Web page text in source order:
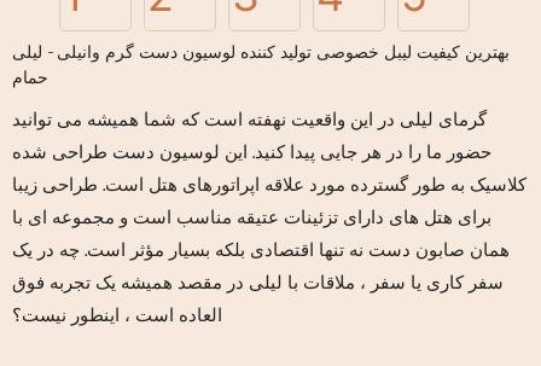
بهترین کیفیت لیبل خصوصی تولید کننده لوسیون دست گرم وانیلی - لیلی
حمام
گرمای لیلی در این واقعیت نهفته است که شما همیشه می توانید
حضور ما را در هر جایی پیدا کنید. این لوسیون دست طراحی شده
کلاسیک به طور گسترده مورد علاقه اپراتورهای هتل است. طراحی زیبا
برای هتل های دارای تزئینات عتیقه مناسب است و مجموعه ای با
همان صابون دست نه تنها اقتصادی بلکه بسیار مؤثر است. چه در یک
سفر کاری یا سفر ، ملاقات با لیلی در مقصد همیشه یک تجربه فوق
العاده است ، اینطور نیست؟